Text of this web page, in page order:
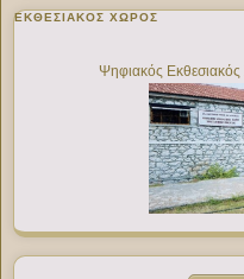
ΕΚΘΕΣΙΑΚΌΣ ΧΏΡΟΣ
Ψηφιακός Εκθεσιακός